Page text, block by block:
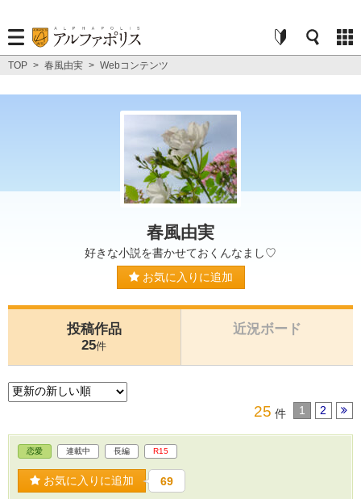
TOP > 春風由実 > Webコンテンツ
春風由実
好きな小説を書かせておくんなまし♡
お気に入りに追加
投稿作品
25件
近況ボード
25 件 1 2
恋愛 連載中 長編 R15
お気に入りに追加 69